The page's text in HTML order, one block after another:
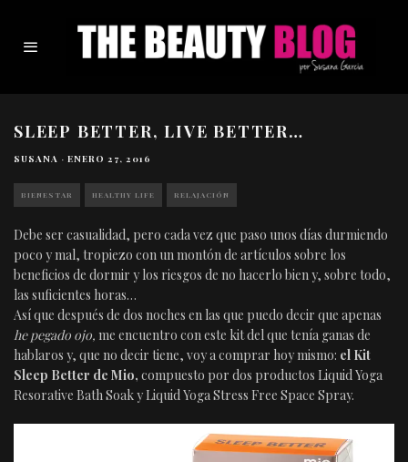
SLEEP BETTER, LIVE BETTER…
SUSANA · ENERO 27, 2016
BIENESTAR HEALTHY LIFE RELAJACIÓN
Debe ser casualidad, pero cada vez que paso unos días durmiendo
poco y mal, tropiezo con un montón de artículos sobre los
beneficios de dormir y los riesgos de no hacerlo bien y, sobre todo,
las suficientes horas…
Así que después de dos noches en las que puedo decir que apenas
he pegado ojo, me encuentro con este kit del que tenía ganas de
hablaros y, que no decir tiene, voy a comprar hoy mismo: el Kit
Sleep Better de Mio, compuesto por dos productos Liquid Yoga
Resorative Bath Soak y Liquid Yoga Stress Free Space Spray.